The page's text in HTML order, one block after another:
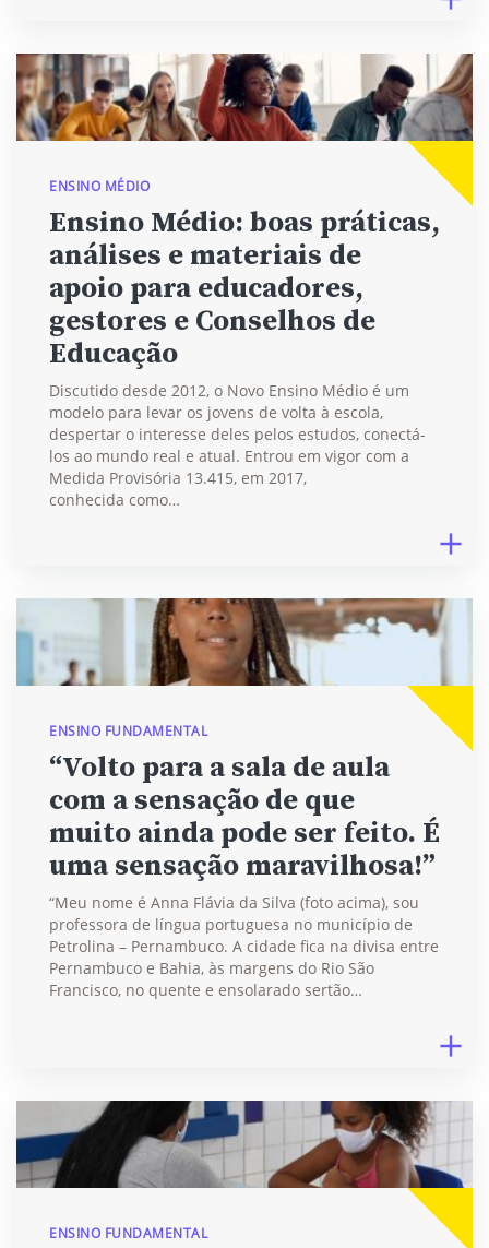
ENSINO MÉDIO
Ensino Médio: boas práticas,
análises e materiais de
apoio para educadores,
gestores e Conselhos de
Educação
Discutido desde 2012, o Novo Ensino Médio é um
modelo para levar os jovens de volta à escola,
despertar o interesse deles pelos estudos, conectá-
los ao mundo real e atual. Entrou em vigor com a
Medida Provisória 13.415, em 2017,
conhecida como…
ENSINO FUNDAMENTAL
“Volto para a sala de aula
com a sensação de que
muito ainda pode ser feito. É
uma sensação maravilhosa!”
“Meu nome é Anna Flávia da Silva (foto acima), sou
professora de língua portuguesa no município de
Petrolina – Pernambuco. A cidade fica na divisa entre
Pernambuco e Bahia, às margens do Rio São
Francisco, no quente e ensolarado sertão…
ENSINO FUNDAMENTAL